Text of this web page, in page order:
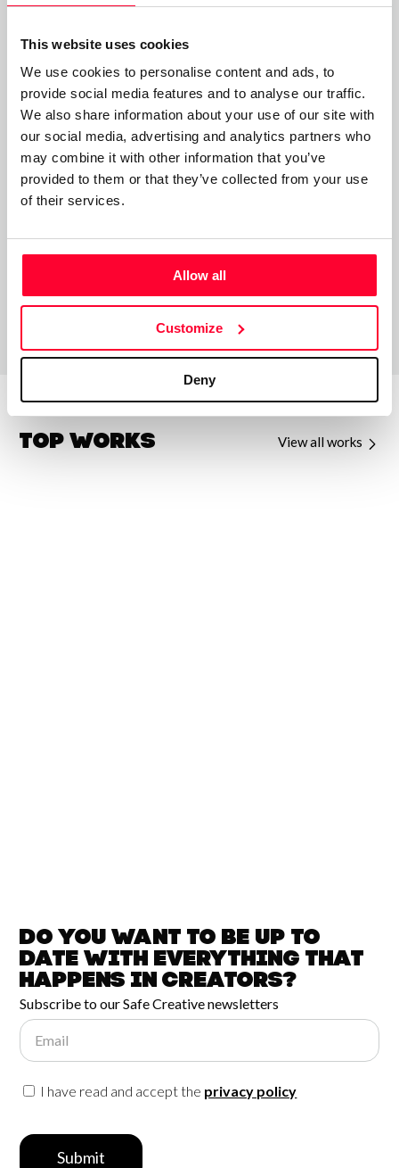
This website uses cookies
We use cookies to personalise content and ads, to
provide social media features and to analyse our traffic.
We also share information about your use of our site with
our social media, advertising and analytics partners who
may combine it with other information that you’ve
provided to them or that they’ve collected from your use
of their services.
Allow all
Customize
Deny
que está oculto se revele!”
El universo de En los Cielos de Elyon es un macro universo
donde descubrirán miles de mundos y épocas distintas. Es
un lugar compuesto por miles de realidades increíbles
gobernadas por el gran Elyon. Aquí encontrarán múltiples
historias y personajes con poderes únicos y tramas
Top Works View all works
Do you want to be up to
date witheverything that
happens inCreators?
Subscribe to our Safe Creative newsletters
Email
I have read and accept the privacy policy
Submit